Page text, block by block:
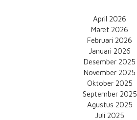
April 2026
Maret 2026
Februari 2026
Januari 2026
Desember 2025
November 2025
Oktober 2025
September 2025
Agustus 2025
Juli 2025